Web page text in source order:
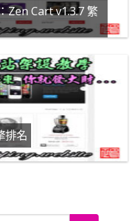
Zen Cart v1.3.7 繁
排名